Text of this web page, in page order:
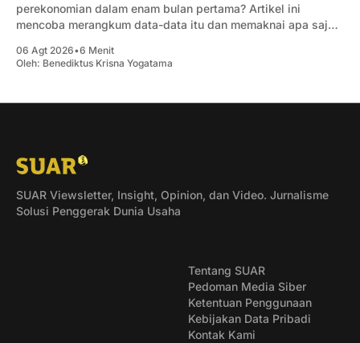
perekonomian dalam enam bulan pertama? Artikel ini
mencoba merangkum data-data itu dan memaknai apa saja
06 Agt 2026•6 Menit
Oleh: Benediktus Krisna Yogatama
SUAR Viewsletter, Insight, Opinion, dan Video. Jurnalisme
Solusi Penggerak Dunia Usaha
Tentang SUAR
Pedoman Media Siber
Ketentuan Penggunaan
Kebijakan Data Pribadi
Kontak Kami